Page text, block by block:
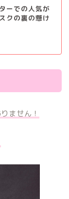
ーでの人気が
クの裏の懸け
ません！